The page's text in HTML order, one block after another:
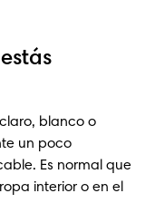
blanco o
un poco
Es normal que
interior o en el